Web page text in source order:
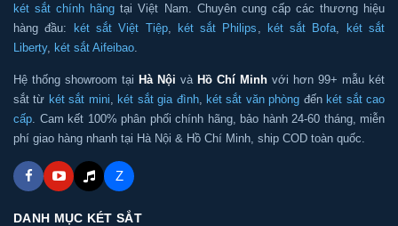
két sắt chính hãng tại Việt Nam. Chuyên cung cấp các thương hiệu
hàng đầu: két sắt Việt Tiệp, két sắt Philips két sắt Bofa
két sắt
Liberty, két sắt Aifeibao
Hệ thống showroom tại Hà Nội và Hồ Chí Minh với hơn 99+ mẫu két
sắt từ két sắt mini ,két sắt gia đình, két sắt văn phòng đếnkét sắt cao
cấp . Cam kết 100% phân phối chính hãng, bảo hành 24-60 tháng, miễn
phí giao hàng nhanh tại Hà Nội & Hồ Chí Minh, ship COD toàn quốc.
Z
DANH MỤC KÉT SẮT